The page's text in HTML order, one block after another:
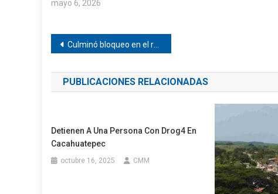
mayo 6, 2026
Navegación
de
entradas
Culminó bloqueo en el retén de Pinotepa
PUBLICACIONES RELACIONADAS
Detienen A Una Persona Con Drog4 En
Cacahuatepec
octubre 16, 2025 CMM